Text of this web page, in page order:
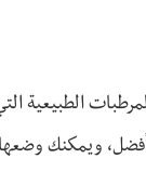
الطبيعية
ويمكنك